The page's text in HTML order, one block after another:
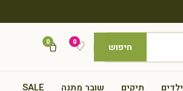
חיפוש ♡
0
0
ילדים תיקים שובר מתנה SALE